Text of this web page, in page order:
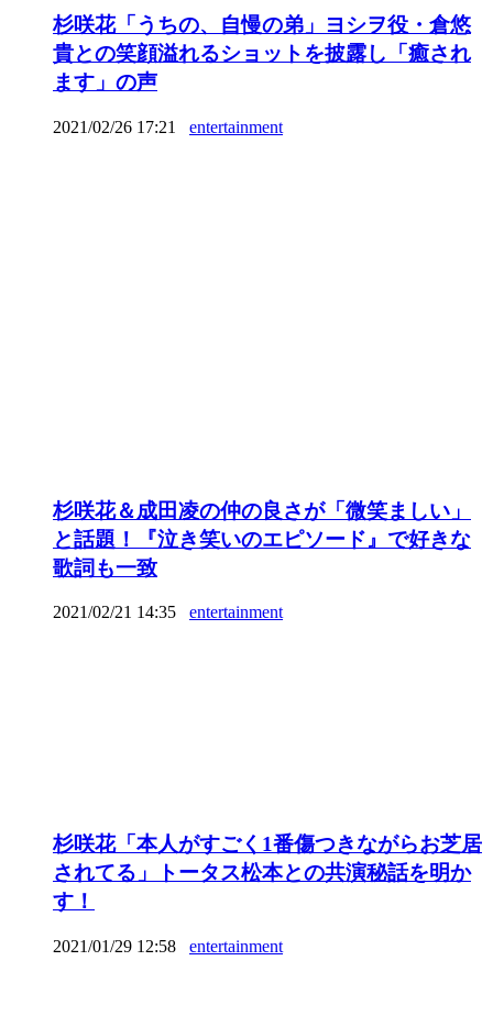
杉咲花「うちの、自慢の弟」ヨシヲ役・倉悠
貴との笑顔溢れるショットを披露し「癒され
ます」の声
2021/02/26 17:21 entertainment
杉咲花＆成田凌の仲の良さが「微笑ましい」
と話題！『泣き笑いのエピソード』で好きな
歌詞も一致
2021/02/21 14:35 entertainment
杉咲花「本人がすごく1番傷つきながらお芝居
されてる」トータス松本との共演秘話を明か
す！
2021/01/29 12:58 entertainment